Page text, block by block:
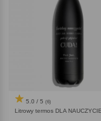
5.0 / 5 (6)
Litrowy termos DLA